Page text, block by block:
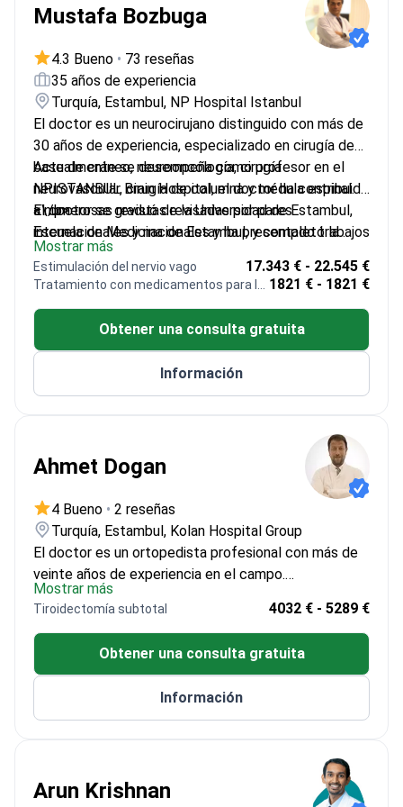
Mustafa Bozbuga
4.3 Bueno • 73 reseñas
35 años de experiencia
Turquía, Estambul, NP Hospital Istanbul
El doctor es un neurocirujano distinguido con más de
30 años de experiencia, especializado en cirugía de
base de cráneo, neurooncología, cirugía
neurovascular, cirugía de columna y médula espinal.
<\/p>
Actualmente se desempeña como profesor en el
NPISTANBUL Brain Hospital, el doctor ha contribuido
a numerosas revistas revisadas por pares
internacionales y nacionales y ha presentado trabajos
científicos en varias conferencias internacionales.
<\/p>
El doctor se graduó de la Universidad de Estambul,
Escuela de Medicina de Estambul, y completó la
postgraduación en neurocirugía en la misma
institución.<\/p>
Mostrar más
Estimulación del nervio vago 17.343 € - 22.545 €
1821 € - 1821 €
Obtener una consulta gratuita
Información
Ahmet Dogan
4 Bueno • 2 reseñas
Turquía, Estambul, Kolan Hospital Group
El doctor es un ortopedista profesional con más de
veinte años de experiencia en el campo.
Especializándose en cirugías ortopédicas avanzadas,
el doctor ha contribuido significativamente al
desarrollo de técnicas mínimamente invasivas. El
doctor ha publicado numerosos artículos revisados
por pares y ha estado involucrado en investigaciones
innovadoras que han mejorado los resultados de los
pacientes en el cuidado ortopédico. Además, el
médicas líderes y ha sido ponente en conferencias
ortopédicas internacionales.<\/p>
Mostrar más
Tiroidectomía subtotal 4032 € - 5289 €
Obtener una consulta gratuita
Información
Arun Krishnan